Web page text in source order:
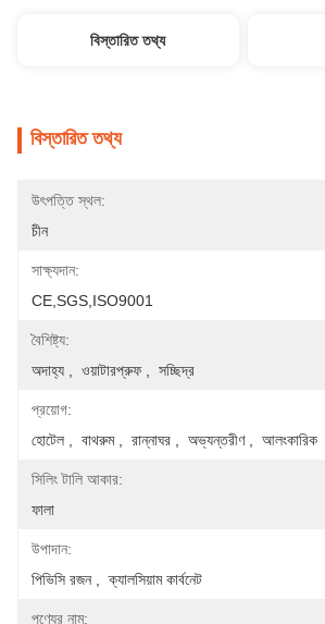
বিস্তারিত তথ্য
বিস্তারিত তথ্য
উৎপত্তি স্থল:
চীন
সাক্ষ্যদান:
CE,SGS,ISO9001
বৈশিষ্ট্য:
অদাহ্য ,  ওয়াটারপ্রুফ ,  সচ্ছিদ্র
প্রয়োগ:
হোটেল ,  বাথরুম ,  রান্নাঘর ,  অভ্যন্তরীণ ,  আলংকারিক
সিলিং টালি আকার:
ফালা
উপাদান:
পিভিসি রজন ,  ক্যালসিয়াম কার্বনেট
পণ্যের নাম: